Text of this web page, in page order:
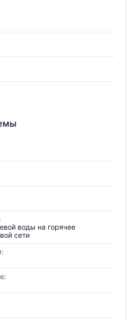
воды на горячее
сети